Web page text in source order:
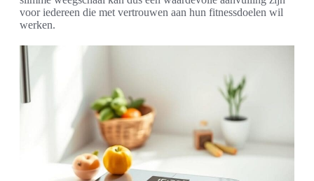
voor iedereen die met vertrouwen aan hun fitnessdoelen wil
werken.